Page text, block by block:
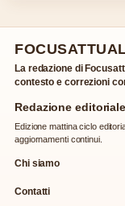
La redazione di
contesto e correzioni
Redazione editoriale
Edizione mattina ciclo
aggiornamenti continui.
Chi siamo
Contatti